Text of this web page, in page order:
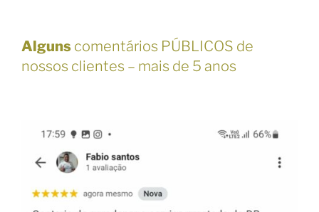
Alguns comentários PÚBLICOS de
nossos clientes – mais de 5 anos